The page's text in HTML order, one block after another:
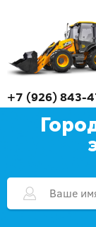
+7 (926) 843-